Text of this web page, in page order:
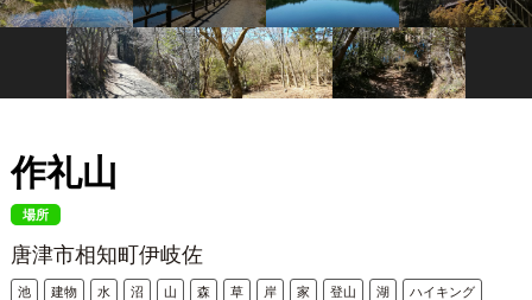
作礼山
場所
唐津市相知町伊岐佐
池 建物 水 沼 山 森 草 岸 家 登山 湖 ハイキング